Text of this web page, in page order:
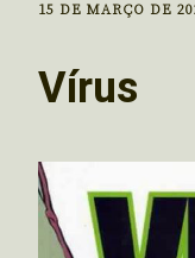
15 DE MARÇO DE
Vírus